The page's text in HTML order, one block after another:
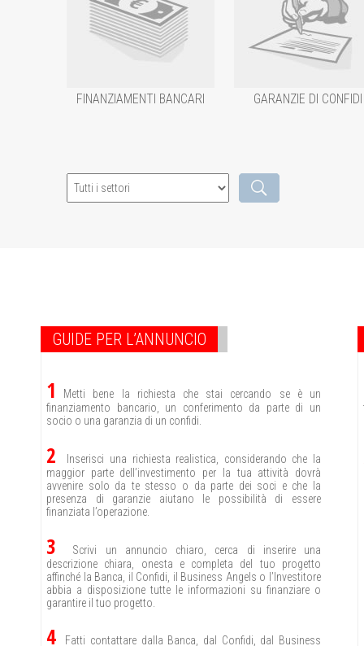
FINANZIAMENTI BANCARI GARANZIE DI CONFIDI
GUIDE PER L’ANNUNCIO
1
Metti bene la richiesta che stai cercando se è un
finanziamento bancario, un conferimento da parte di un
socio o una garanzia di un confidi.
2 Inserisci una richiesta realistica, considerando che la
maggior parte dell’investimento per la tua attività dovrà
avvenire solo da te stesso o da parte dei soci e che la
presenza di garanzie aiutano le possibilità di essere
finanziata l’operazione.
3 Scrivi un annuncio chiaro, cerca di inserire una
descrizione chiara, onesta e completa del tuo progetto
affinché la Banca, il Confidi, il Business Angels o l’Investitore
abbia a disposizione tutte le informazioni su finanziare o
garantire il tuo progetto.
4 Fatti contattare dalla Banca, dal Confidi, dal Business